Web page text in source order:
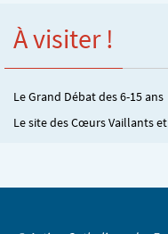
À visiter !
Le Grand Débat des 6-15 ans
Le site des Cœurs Vaillants